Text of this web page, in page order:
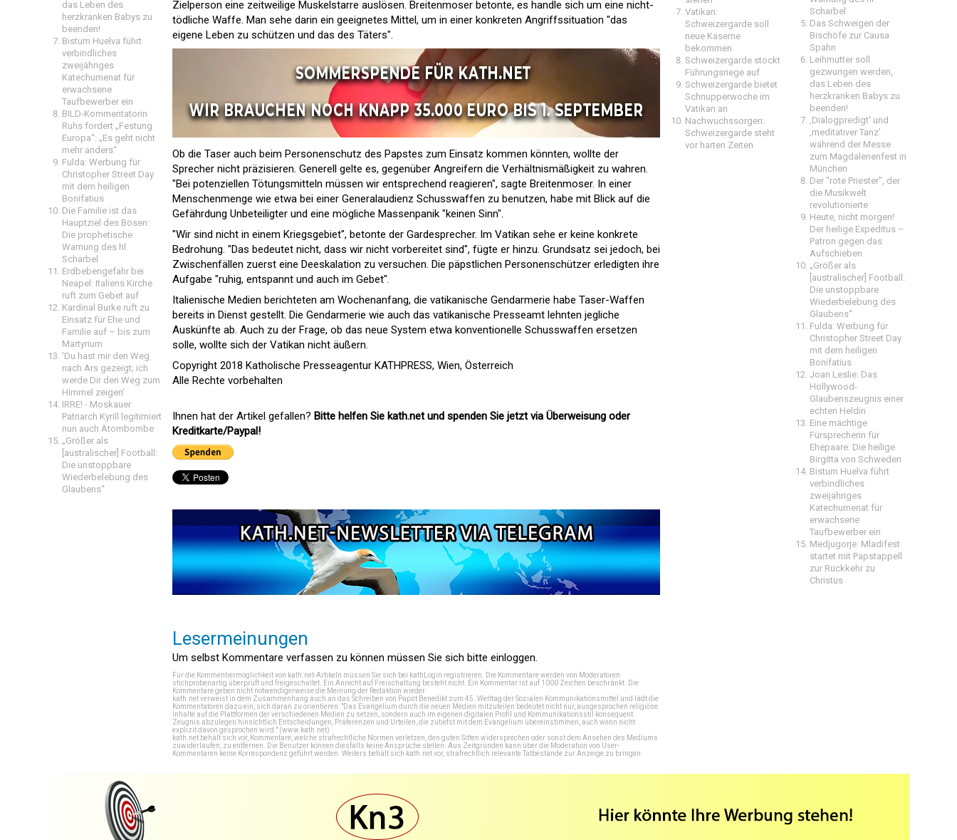
das Leben des
herzkranken Babys zu
beenden!
Bistum Huelva führt
verbindliches
zweijähriges
Katechumenat für
erwachsene
Taufbewerber ein
BILD-Kommentatorin
Ruhs fordert „Festung
Europa“: „Es geht nicht
mehr anders“
Fulda: Werbung für
Christopher Street Day
mit dem heiligen
Bonifatius
Die Familie ist das
Hauptziel des Bösen:
Die prophetische
Warnung des hl.
Scharbel
Erdbebengefahr bei
Neapel: Italiens Kirche
ruft zum Gebet auf
Kardinal Burke ruft zu
Einsatz für Ehe und
Familie auf – bis zum
Martyrium
'Du hast mir den Weg
nach Ars gezeigt; ich
werde Dir den Weg zum
Himmel zeigen'
IRRE! - Moskauer
Patriarch Kyrill legitimiert
nun auch Atombombe
„Größer als
[australischer] Football:
Die unstoppbare
Wiederbelebung des
Glaubens“
Zielperson eine zeitweilige Muskelstarre auslösen. Breitenmoser betonte, es handle sich um eine nicht-
tödliche Waffe. Man sehe darin ein geeignetes Mittel, um in einer konkreten Angriffssituation "das
eigene Leben zu schützen und das des Täters".
Ob die Taser auch beim Personenschutz des Papstes zum Einsatz kommen könnten, wollte der
Sprecher nicht präzisieren. Generell gelte es, gegenüber Angreifern die Verhältnismäßigkeit zu wahren.
"Bei potenziellen Tötungsmitteln müssen wir entsprechend reagieren", sagte Breitenmoser. In einer
Menschenmenge wie etwa bei einer Generalaudienz Schusswaffen zu benutzen, habe mit Blick auf die
Gefährdung Unbeteiligter und eine mögliche Massenpanik "keinen Sinn".
"Wir sind nicht in einem Kriegsgebiet", betonte der Gardesprecher. Im Vatikan sehe er keine konkrete
Bedrohung. "Das bedeutet nicht, dass wir nicht vorbereitet sind", fügte er hinzu. Grundsatz sei jedoch, bei
Zwischenfällen zuerst eine Deeskalation zu versuchen. Die päpstlichen Personenschützer erledigten ihre
Aufgabe "ruhig, entspannt und auch im Gebet".
Italienische Medien berichteten am Wochenanfang, die vatikanische Gendarmerie habe Taser-Waffen
bereits in Dienst gestellt. Die Gendarmerie wie auch das vatikanische Presseamt lehnten jegliche
Auskünfte ab. Auch zu der Frage, ob das neue System etwa konventionelle Schusswaffen ersetzen
solle, wollte sich der Vatikan nicht äußern.
Copyright 2018 Katholische Presseagentur KATHPRESS, Wien, Österreich
Alle Rechte vorbehalten
Ihnen hat der Artikel gefallen? Bitte helfen Sie kath.net und spenden Sie jetzt via Überweisung oder
Kreditkarte/Paypal!
Lesermeinungen
Um selbst Kommentare verfassen zu können müssen Sie sich bitte einloggen.
Für die Kommentiermöglichkeit von kath.net-Artikeln müssen Sie sich bei kathLogin registrieren . Die Kommentare werden von Moderatoren
stichprobenartig überprüft und freigeschaltet. Ein Anrecht auf Freischaltung besteht nicht. Ein Kommentar ist auf 1000 Zeichen beschränkt. Die
Kommentare geben nicht notwendigerweise die Meinung der Redaktion wieder.
kath.net verweist in dem Zusammenhang auch an das Schreiben von Papst Benedikt zum 45. Welttag der Sozialen Kommunikationsmittel und lädt die
Kommentatoren dazu ein, sich daran zu orientieren: "Das Evangelium durch die neuen Medien mitzuteilen bedeutet nicht nur, ausgesprochen religiöse
Inhalte auf die Plattformen der verschiedenen Medien zu setzen, sondern auch im eigenen digitalen Profil und Kommunikationsstil konsequent
Zeugnis abzulegen hinsichtlich Entscheidungen, Präferenzen und Urteilen, die zutiefst mit dem Evangelium übereinstimmen, auch wenn nicht
explizit davon gesprochen wird." (www.kath.net)
kath.net behält sich vor, Kommentare, welche strafrechtliche Normen verletzen, den guten Sitten widersprechen oder sonst dem Ansehen des Mediums
zuwiderlaufen, zu entfernen. Die Benutzer können diesfalls keine Ansprüche stellen. Aus Zeitgründen kann über die Moderation von User-
Kommentaren keine Korrespondenz geführt werden. Weiters behält sich kath.net vor, strafrechtlich relevante Tatbestände zur Anzeige zu bringen.
Vatikan:
Schweizergarde soll
neue Kaserne
bekommen
Schweizergarde stockt
Führungsriege auf
Schweizergarde bietet
Schnupperwoche im
Vatikan an
Nachwuchssorgen:
Schweizergarde steht
vor harten Zeiten
Scharbel
Das Schweigen der
Bischöfe zur Causa
Spahn
Leihmutter soll
gezwungen werden,
das Leben des
herzkranken Babys zu
beenden!
‚Dialogpredigt‘ und
‚meditativer Tanz’
während der Messe
zum Magdalenenfest in
München
Der "rote Priester", der
die Musikwelt
revolutionierte
Heute, nicht morgen!
Der heilige Expeditus –
Patron gegen das
Aufschieben
„Größer als
[australischer] Football:
Die unstoppbare
Wiederbelebung des
Glaubens“
Fulda: Werbung für
Christopher Street Day
mit dem heiligen
Bonifatius
Joan Leslie: Das
Hollywood-
Glaubenszeugnis einer
echten Heldin
Eine mächtige
Fürsprecherin für
Ehepaare: Die heilige
Birgitta von Schweden
Bistum Huelva führt
verbindliches
zweijähriges
Katechumenat für
erwachsene
Taufbewerber ein
Medjugorje: Mladifest
startet mit Papstappell
zur Rückkehr zu
Christus